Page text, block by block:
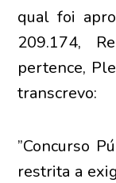
qual foi
209.174,
pertence,
transcrevo:
”Concurso
restrita a